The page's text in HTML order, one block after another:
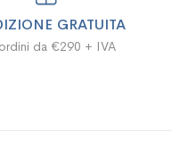
GRATUITA
da €290 + IVA